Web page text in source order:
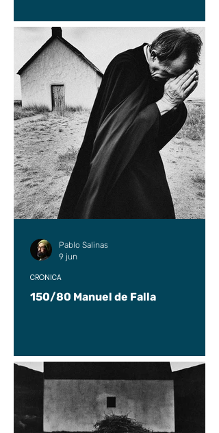
150/80 Manuel de Falla
CRÓNICA
Pablo Salinas
9 jun